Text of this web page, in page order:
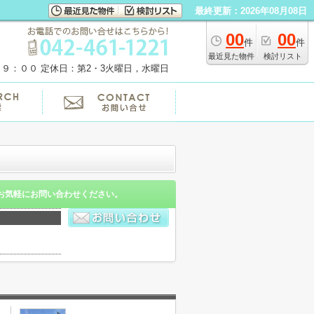
最終更新：2026年08月08日
00件
最近見た物件
00件
検討リスト
：００ 定休日：第2・3火曜日，水曜日
気軽にお問い合わせください。